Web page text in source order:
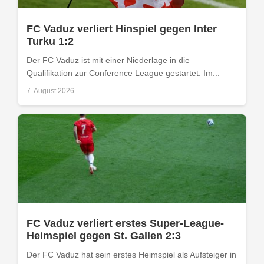
FC Vaduz verliert Hinspiel gegen Inter
Turku 1:2
Der FC Vaduz ist mit einer Niederlage in die
Qualifikation zur Conference League gestartet. Im...
7. August 2026
FC Vaduz verliert erstes Super-League-
Heimspiel gegen St. Gallen 2:3
Der FC Vaduz hat sein erstes Heimspiel als Aufsteiger in